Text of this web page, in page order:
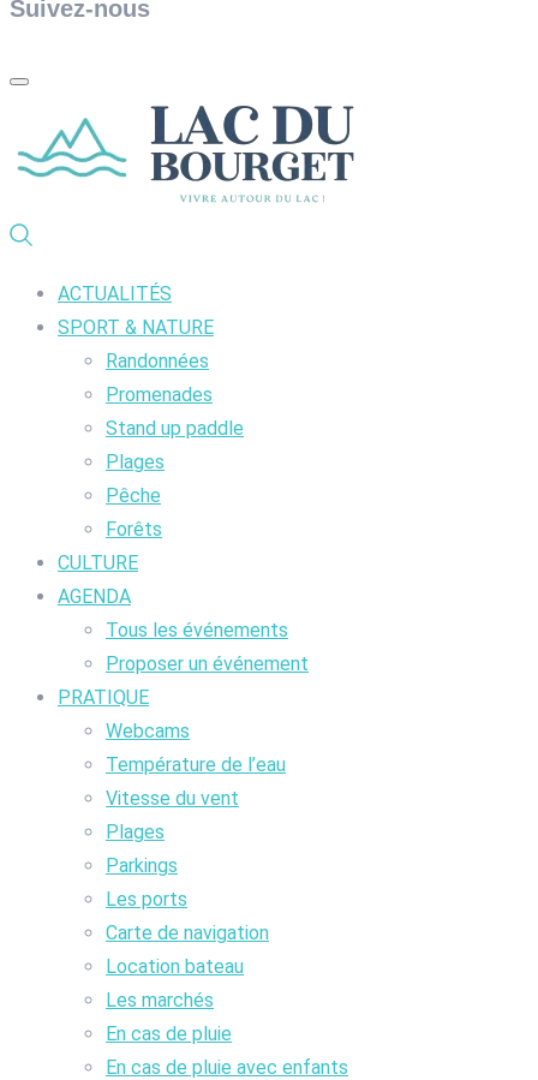
Suivez-nous
ACTUALITÉS
SPORT & NATURE
Randonnées
Promenades
Stand up paddle
Plages
Pêche
Forêts
CULTURE
AGENDA
Tous les événements
Proposer un événement
PRATIQUE
Webcams
Température de l’eau
Vitesse du vent
Plages
Parkings
Les ports
Carte de navigation
Location bateau
Les marchés
En cas de pluie
En cas de pluie avec enfants